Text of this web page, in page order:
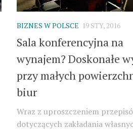
BIZNES W POLSCE 19 STY, 2016
Sala konferencyjna na
wynajem? Doskonałe
przy małych
biur
Wraz z uproszczeniem
dotyczących zakładania